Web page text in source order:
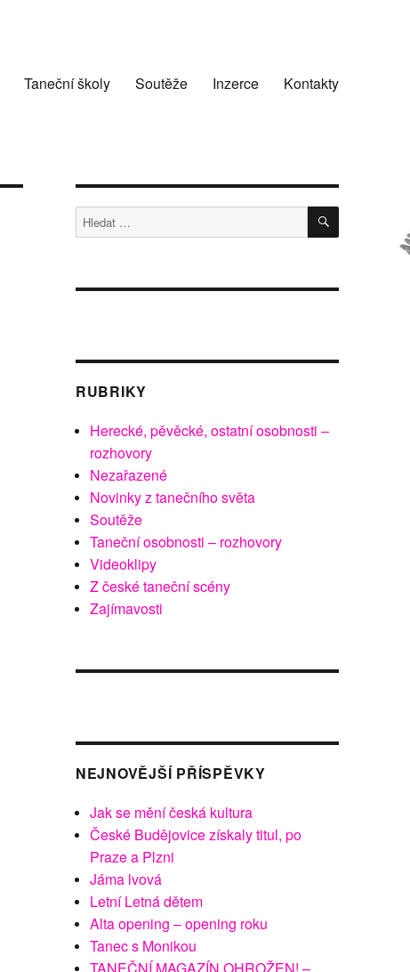
Taneční školy Soutěže Inzerce Kontakty
Hledat: HLEDÁNÍ
RUBRIKY
Herecké, pěvěcké, ostatní osobnosti –
rozhovory
Nezařazené
Novinky z tanečního světa
Soutěže
Taneční osobnosti – rozhovory
Videoklipy
Z české taneční scény
Zajímavosti
NEJNOVĚJŠÍ PŘÍSPĚVKY
Jak se mění česká kultura
České Budějovice získaly titul, po
Praze a Plzni
Jáma lvová
Letní Letná dětem
Alta opening – opening roku
Tanec s Monikou